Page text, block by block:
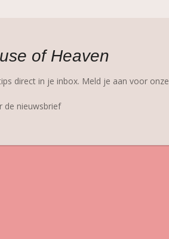
of Heaven
direct in je inbox. Meld je aan voor
de nieuwsbrief